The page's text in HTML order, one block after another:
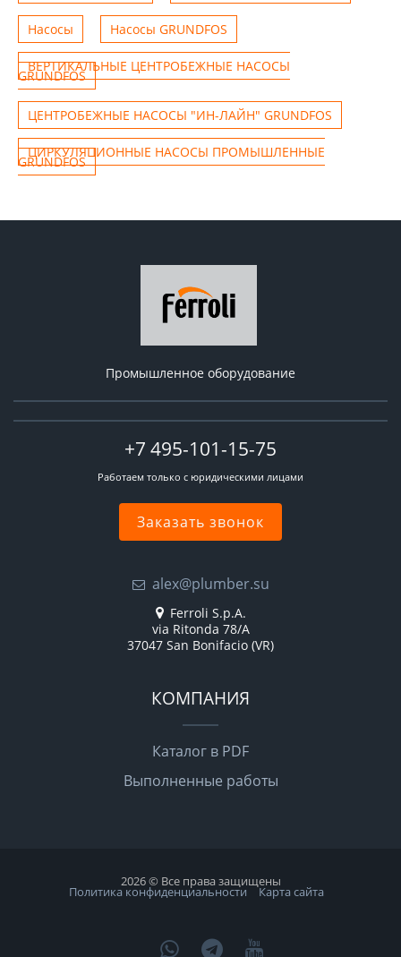
Насосы Насосы GRUNDFOS
ВЕРТИКАЛЬНЫЕ ЦЕНТРОБЕЖНЫЕ НАСОСЫ
GRUNDFOS
ЦЕНТРОБЕЖНЫЕ НАСОСЫ "ИН-ЛАЙН" GRUNDFOS
ЦИРКУЛЯЦИОННЫЕ НАСОСЫ ПРОМЫШЛЕННЫЕ
GRUNDFOS
Промышленное оборудование
+7 495-101-15-75
Работаем только с юридическими лицами
Заказать звонок
alex@plumber.su
Ferroli S.p.A.
via Ritonda 78/A
37047 San Bonifacio (VR)
КОМПАНИЯ
Каталог в PDF
Выполненные работы
2026 © Все права защищены
Политика конфиденциальности Карта сайта